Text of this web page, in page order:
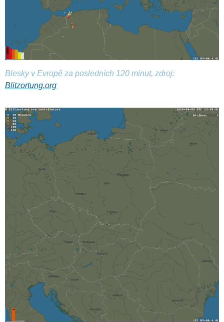
Blesky v Evropě za posledních 120 minut, zdroj:
Blitzortung.org